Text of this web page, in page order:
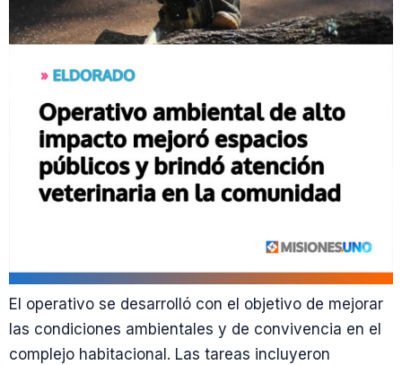
El operativo se desarrolló con el objetivo de mejorar
las condiciones ambientales y de convivencia en el
complejo habitacional. Las tareas incluyeron